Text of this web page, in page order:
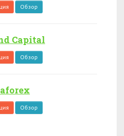
Обзор
Capital
Обзор
Обзор